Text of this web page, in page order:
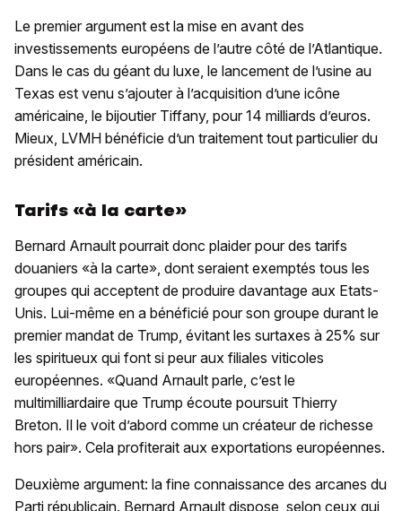
Le premier argument est la mise en avant des
investissements européens de l’autre côté de l’Atlantique.
Dans le cas du géant du luxe, le lancement de l’usine au
Texas est venu s’ajouter à l’acquisition d’une icône
américaine, le bijoutier Tiffany, pour 14 milliards d’euros.
Mieux, LVMH bénéficie d’un traitement tout particulier du
président américain.
Tarifs «à la carte»
Bernard Arnault pourrait donc plaider pour des tarifs
douaniers «à la carte», dont seraient exemptés tous les
groupes qui acceptent de produire davantage aux Etats-
Unis. Lui-même en a bénéficié pour son groupe durant le
premier mandat de Trump, évitant les surtaxes à 25% sur
les spiritueux qui font si peur aux filiales viticoles
européennes. «Quand Arnault parle, c’est le
multimilliardaire que Trump écoute poursuit Thierry
Breton. Il le voit d’abord comme un créateur de richesse
hors pair». Cela profiterait aux exportations européennes.
Deuxième argument: la fine connaissance des arcanes du
Parti républicain. Bernard Arnault dispose, selon ceux qui